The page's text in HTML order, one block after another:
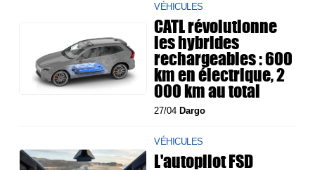
VÉHICULES
CATL révolutionne
les hybrides
rechargeables : 600
km en électrique, 2
000 km au total
27/04 Dargo
VÉHICULES
L'autopilot FSD